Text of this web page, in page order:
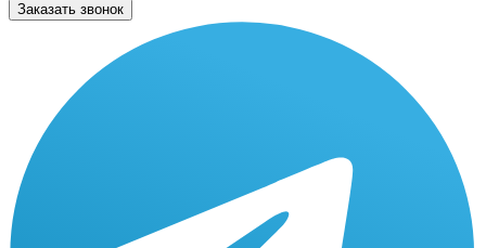
Заказать звонок